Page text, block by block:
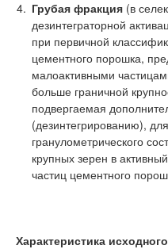
Грубая фракция (в
дезинтеграторной
при первичной
цементного порошка,
малоактивными
больше граничной
подвергаемая
(дезинтегрированию),
гранулометрического
крупных зерен в
частиц цементного
Характеристика